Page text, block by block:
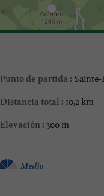
Punto de partida :
Distancia total : 10,2 km
Elevación : 300 m
Medio